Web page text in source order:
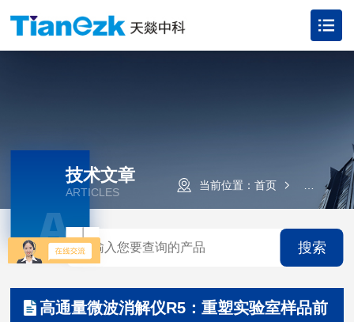
当前位置： 首页 技术文章
A
技术文章
ARTICLES
搜索
高通量微波消解仪R5：重塑实验室样品前